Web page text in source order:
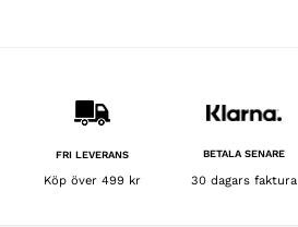
FRI LEVERANS
Köp över 499 kr
BETALA SENARE
30 dagars faktura